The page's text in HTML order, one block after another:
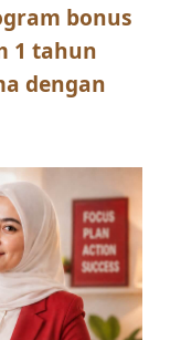
bonus
1 tahun
dengan